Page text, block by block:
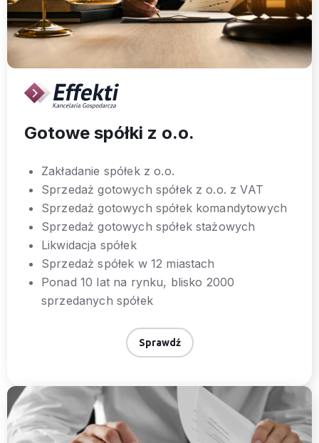
Gotowe spółki z o.o.
Zakładanie spółek z o.o.
Sprzedaż gotowych spółek z o.o. z VAT
Sprzedaż gotowych spółek komandytowych
Sprzedaż gotowych spółek stażowych
Likwidacja spółek
Sprzedaż spółek w 12 miastach
Ponad 10 lat na rynku, blisko 2000
sprzedanych spółek
Sprawdź